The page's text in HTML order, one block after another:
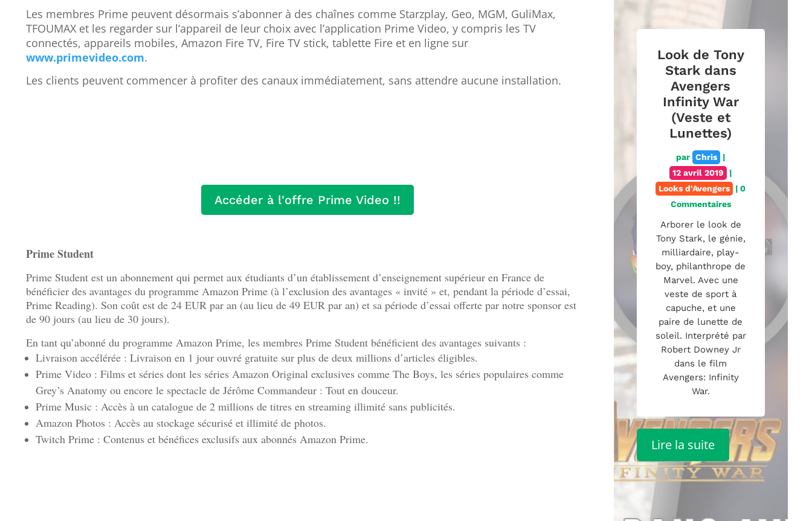
Les membres Prime peuvent désormais s’abonner à des chaînes comme Starzplay, Geo, MGM, GuliMax,
TFOUMAX et les regarder sur l’appareil de leur choix avec l’application Prime Video, y compris les TV
connectés, appareils mobiles, Amazon Fire TV, Fire TV stick, tablette Fire et en ligne sur
www.primevideo.com.
Les clients peuvent commencer à profiter des canaux immédiatement, sans attendre aucune installation.
Accéder à l'offre Prime Video !!
Prime Student
Prime Student est un abonnement qui permet aux étudiants d’un établissement d’enseignement supérieur en France de
bénéficier des avantages du programme Amazon Prime (à l’exclusion des avantages « invité » et, pendant la période d’essai,
Prime Reading). Son coût est de 24 EUR par an (au lieu de 49 EUR par an) et sa période d’essai offerte par notre sponsor est
de 90 jours (au lieu de 30 jours).
En tant qu’abonné du programme Amazon Prime, les membres Prime Student bénéficient des avantages suivants :
Livraison accélérée : Livraison en 1 jour ouvré gratuite sur plus de deux millions d’articles éligibles.
Prime Video : Films et séries dont les séries Amazon Original exclusives comme The Boys, les séries populaires comme
Grey’s Anatomy ou encore le spectacle de Jérôme Commandeur : Tout en douceur.
Prime Music : Accès à un catalogue de 2 millions de titres en streaming illimité sans publicités.
Amazon Photos : Accès au stockage sécurisé et illimité de photos.
Twitch Prime : Contenus et bénéfices exclusifs aux abonnés Amazon Prime.
Look de Tony
Stark dans
Avengers
Infinity War
(Veste et
Lunettes)
par Chris
|
12 avril 2019
|
Looks d'Avengers
| 0
Commentaires
Arborer le look de
Tony Stark, le génie,
milliardaire, play-
boy, philanthrope de
Marvel. Avec une
veste de sport à
capuche, et une
paire de lunette de
soleil. Interprété par
Robert Downey Jr
dans le film
Avengers: Infinity
War.
Lire la suite